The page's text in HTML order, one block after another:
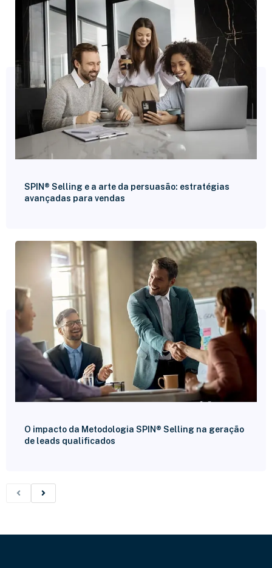
SPIN® Selling e a arte da persuasão: estratégias
avançadas para vendas
O impacto da Metodologia SPIN® Selling na geração
de leads qualificados